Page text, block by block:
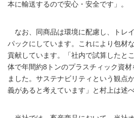
本に輸送するので安心・安全です」。
なお、同商品は環境に配慮し、トレ
パックにしています。これにより包材
貢献しています。「社内で試算したと
体で年間約8トンのプラスチィック資
ました。サステナビリティという観点
義があると考えています」と村上は述べ